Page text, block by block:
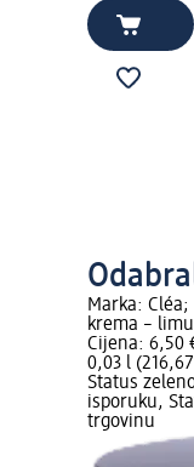
Marka:
krema –
Cijena: 6,50
0,03 l
Status
isporuku,
trgovinu